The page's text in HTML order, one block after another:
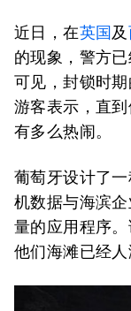
近日，在英国及
的现象，警方
可见，封锁时
游客表示，直
有多么热闹。
葡萄牙设计了
机数据与海滨
量的应用程序
他们海滩已经人